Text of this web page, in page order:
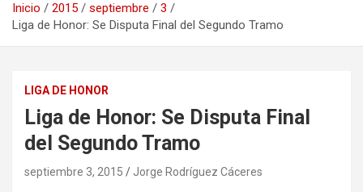
Inicio 2015 septiembre
3
Liga de Honor: Se Disputa Final del Segundo Tramo
LIGA DE HONOR
Liga de Honor: Se Disputa Final
del Segundo Tramo
septiembre 3, 2015 Jorge Rodríguez Cáceres